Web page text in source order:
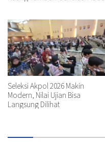
Seleksi Akpol 2026 Makin
Modern, Nilai Ujian Bisa
Langsung Dilihat